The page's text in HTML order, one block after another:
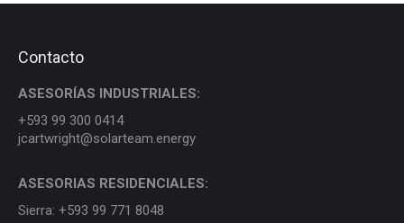
Contacto
ASESORÍAS INDUSTRIALES:
+593 99 300 0414
jcartwright@solarteam.energy
ASESORIAS RESIDENCIALES:
Sierra: +593 99 771 8048